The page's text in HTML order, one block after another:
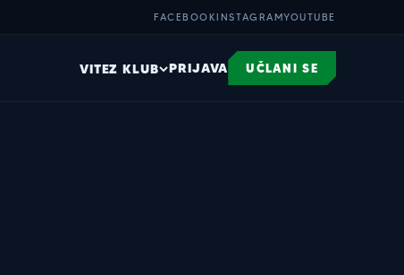
FACEBOOKINSTAGRAMYOUTUBE
VITEZ KLUB PRIJAVA UČLANI SE